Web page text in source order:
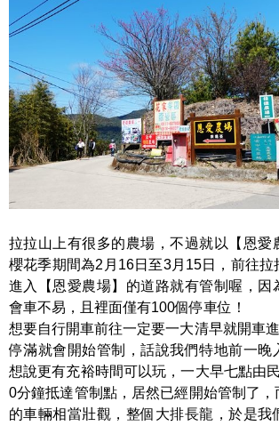
拉拉山上有很多的農場，不過就以【恩愛
櫻花季期間為2月16日至3月15日，前往拉
進入【恩愛農場】的道路就有管制喔，因
會車不易，且裡面僅有100個停車位！
想要自行開車前往一定要一大清早就開車
停滿就會開始管制，話說我們特地前一晚
想說更有充裕時間可以玩，一大早七點由
0分鐘抵達管制點，居然已經開始管制了，
的車輛相當壯觀，整個大排長龍，於是我